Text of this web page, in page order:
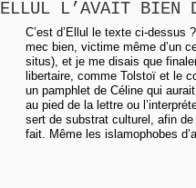
ELLUL L’AVAIT
C’est d’Ellul le texte ci-dessus
mec bien, victime même d’un
situs), et je me disais que
libertaire, comme Tolstoï et le
un pamphlet de Céline qui
au pied de la lettre ou
sert de substrat culturel, afin
fait. Même les islamophobes